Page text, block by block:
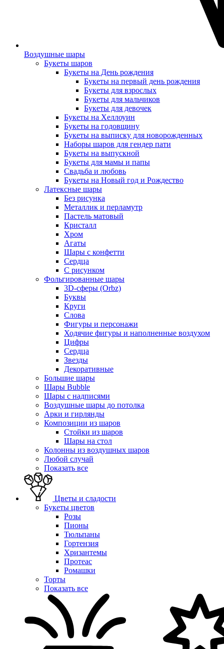
Воздушные шары
Букеты шаров
Букеты на День рождения
Букеты на первый день рождения
Букеты для взрослых
Букеты для мальчиков
Букеты для девочек
Букеты на Хеллоуин
Букеты на годовщину
Букеты на выписку для новорожденных
Наборы шаров для гендер пати
Букеты на выпускной
Букеты для мамы и папы
Свадьба и любовь
Букеты на Новый год и Рождество
Латексные шары
Без рисунка
Металлик и перламутр
Пастель матовый
Кристалл
Хром
Агаты
Шары с конфетти
Сердца
С рисунком
Фольгированные шары
3D-сферы (Orbz)
Буквы
Круги
Слова
Фигуры и персонажи
Ходячие фигуры и наполненные воздухом
Цифры
Сердца
Звезды
Декоративные
Большие шары
Шары Bubble
Шары с надписями
Воздушные шары до потолка
Арки и гирлянды
Композиции из шаров
Стойки из шаров
Шары на стол
Колонны из воздушных шаров
Любой случай
Показать все
Цветы и сладости
Букеты цветов
Розы
Пионы
Тюльпаны
Гортензия
Хризантемы
Протеас
Ромашки
Торты
Показать все